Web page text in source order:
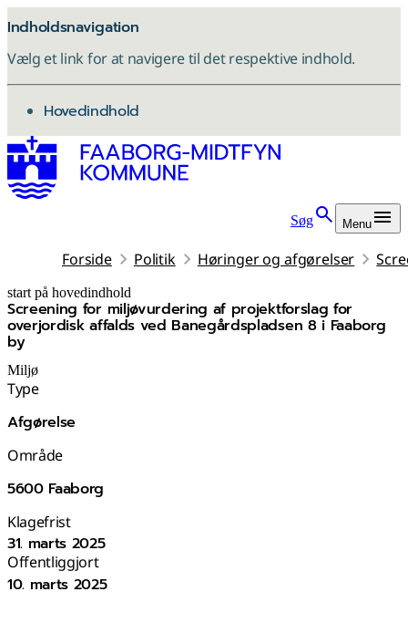
Indholdsnavigation
Vælg et link for at navigere til det respektive indhold.
gå til
Hovedindhold
Søg Menu
Forside Politik Høringer og afgørelser
start på hovedindhold
Screening for miljøvurdering af projektforslag for
overjordisk affalds ved Banegårdspladsen 8 i Faaborg
by
senest opdateret 8. december 2025
Miljø
Type
Afgørelse
Område
5600 Faaborg
Klagefrist
31. marts 2025
Offentliggjort
10. marts 2025